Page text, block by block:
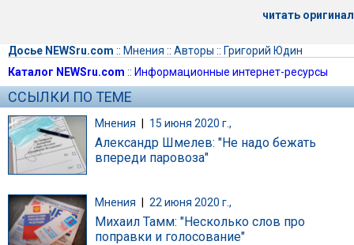
читать оригинал
Досье NEWSru.com :: Мнения :: Авторы :: Григорий Юдин
Каталог NEWSru.com :: Информационные интернет-ресурсы
ССЫЛКИ ПО ТЕМЕ
Мнения | 15 июня 2020 г.,
Александр Шмелев: "Не надо бежать
впереди паровоза"
Мнения 22 июня 2020 г.,
Михаил Тамм: "Несколько слов про
поправки и голосование"